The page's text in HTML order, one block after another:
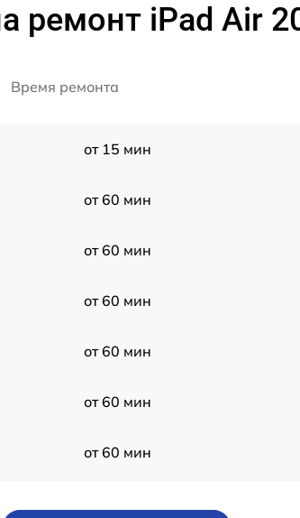
ремонт iPad Air
Время ремонта
от 15 мин
от 60 мин
от 60 мин
от 60 мин
от 60 мин
от 60 мин
от 60 мин